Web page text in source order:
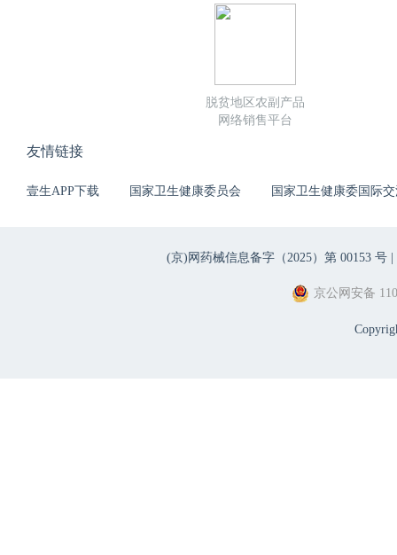
脱贫地区农副产品
网络销售平台
友情链接
壹生APP下载 国家卫生健康委员会 国家卫生健康委国际
(京)网药械信息备字（2025）第 00153 号 |
京公网安备